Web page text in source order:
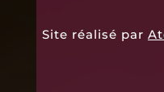
Site réalisé par